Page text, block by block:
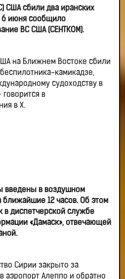
США сбили два иранских
6 июня сообщило
ВС США (СЕНТКОМ).
на Ближнем Востоке сбили
камикадзе,
судоходству в
в
в X.
введены в воздушном
ближайшие 12 часов. Об этом
в диспетчерской службе
«Дамаск», отвечающей
Сирии закрыто за
аэропорт Алеппо и обратно